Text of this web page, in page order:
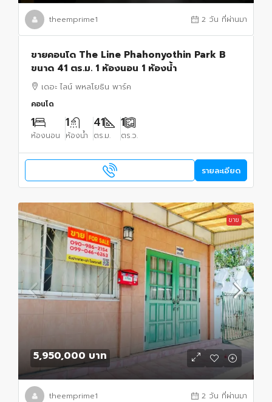
theemprime1 2 วัน ที่ผ่านมา
ขายคอนโด The Line Phahonyothin Park B
ขนาด 41 ตร.ม. 1 ห้องนอน 1 ห้องน้ำ
เดอะ ไลน์ พหลโยธิน พาร์ค
คอนโด
1
ห้องนอน
1
ห้องน้ำ
41
ตร.ม.
1
ตร.ว.
รายละเอียด
ขาย
5,950,000 บาท
theemprime1 2 วัน ที่ผ่านมา